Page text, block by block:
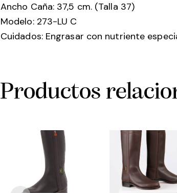
Ancho Caña: 37,5 cm. (Talla 37)
Modelo: 273-LU C
Cuidados: Engrasar con nutriente
Productos